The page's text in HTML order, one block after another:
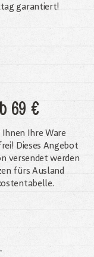
garantiert!
69 €
Ihre Ware
Dieses Angebot
versendet werden
fürs Ausland